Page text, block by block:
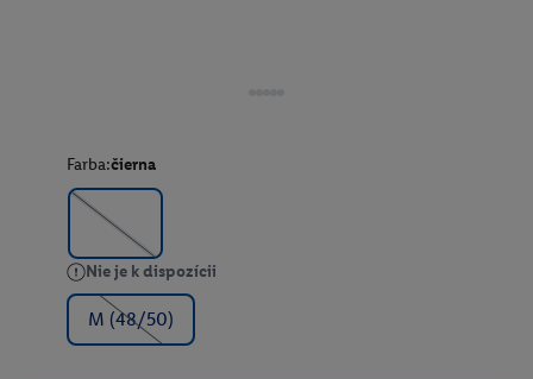
Farba:čierna
Nie je k dispozícii
M (48/50)